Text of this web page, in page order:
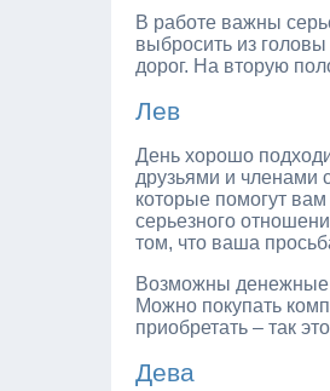
В работе важны
выбросить из
дорог. На вторую
Лев
День хорошо
друзьями и членами
которые помогут
серьезного
том, что ваша
Возможны денежные
Можно покупать
приобретать – так
Дева